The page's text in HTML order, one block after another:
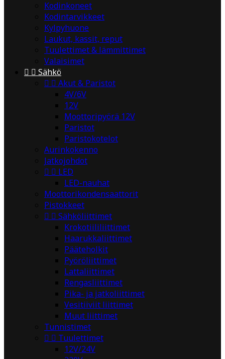
Kodinkoneet
Kodintarvikkeet
Kylpyhuone
Laukut, kassit, reput
Tuulettimet & lämmittimet
Valaisimet
  Sähkö
  Akut & Paristot
4V/6V
12V
Moottoripyörä 12V
Paristot
Paristokotelot
Aurinkokenno
Jatkojohdot
  LED
LED-nauhat
Moottorikondensaattorit
Pistokkeet
  Sähköliittimet
Krokotiililiittimet
Haarukkaliittimet
Pääteholkit
Pyöröliittimet
Lattaliittimet
Rengasliittimet
Pika- ja jatkoliittimet
Vesitiiviit liittimet
Muut liittimet
Tunnistimet
  Tuulettimet
12V/24V